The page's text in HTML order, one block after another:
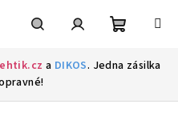
a DIKOS. Jedna zásilka